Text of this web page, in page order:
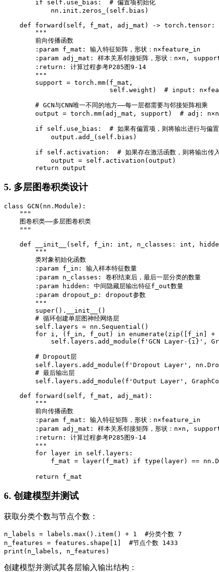
        if self.use_bias:  # 偏置项初始化
            nn.init.zeros_(self.bias)
    def forward(self, f_mat, adj_mat) -> torch.tensor:
        """
        前向传播函数
        :param f_mat: 输入特征矩阵，形状：n×feature_in
:param adj_mat: 样本关系邻接矩阵，形状：n×n,
        :return: 计算过程参考P285图9-14
        """
        support = torch.mm(f_mat,
self.weight)  # input:
        # GCN与CNN唯一不同的地方——每一层都需要与邻接矩阵相乘
output = torch.mm(adj_mat, support)  # adj:
if self.use_bias:  # 如果有偏置项，则将输出进行与偏置
            output.add_(self.bias)
if self.activation:  # 如果存在激活函数，则将输出传
            output = self.activation(output)
        return output
5. 多层图卷积类设计
class GCN(nn.Module):
    """
    图卷积类——多层图卷积类
    """
def __init__(self, f_in: int, n_classes: int,
        """
        类对象初始化函数
        :param f_in: 输入样本特征数量
        :param n_classes: 卷积结束后，最后一层分类的数量
        :param hidden: 中间隐藏层输出特征f_out数量
        :param dropout_p: dropout参数
        """
        super().__init__()
        # 循环创建单层图神经网络层
        self.layers = nn.Sequential()
for i, (f_in, f_out) in enumerate(zip([f_in] +
self.layers.add_module(f'GCN Layer-{i}',
        # Dropout层
self.layers.add_module(f'Dropout Layer',
        # 最后输出层
self.layers.add_module(f'Output Layer',
    def forward(self, f_mat, adj_mat):
        """
        前向传播函数
        :param f_mat: 输入特征矩阵，形状：n×feature_in
:param adj_mat: 样本关系邻接矩阵，形状：n×n,
        :return: 计算过程参考P285图9-14
        """
        for layer in self.layers:
f_mat = layer(f_mat) if type(layer) ==
        return f_mat
6. 创建模型并测试
获取分类个数与节点个数：
n_labels = labels.max().item() + 1  #分类个数 7
n_features = features.shape[1]  #节点个数 1433
print(n_labels, n_features)
创建模型并测试其各层输入输出结构：